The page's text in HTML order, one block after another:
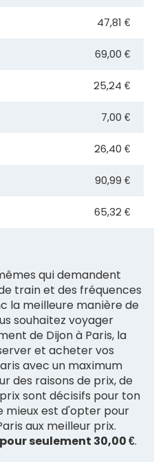
47,81 €
69,00 €
25,24 €
7,00 €
26,40 €
90,99 €
65,32 €
qui demandent
train et des fréquences
la meilleure manière de
souhaitez voyager
de Dijon à Paris, la
et acheter vos
avec un maximum
des raisons de prix, de
sont décisifs pour ton
mieux est d'opter pour
aux meilleur prix.
seulement 30,00 €.